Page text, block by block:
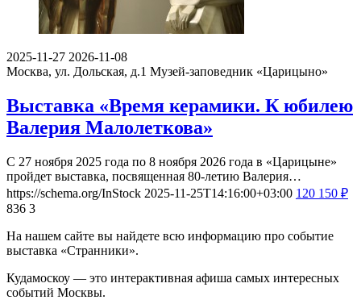
2025-11-27 2026-11-08
Москва, ул. Дольская, д.1 Музей-заповедник «Царицыно»
Выставка «Время керамики. К юбилею
Валерия Малолеткова»
С 27 ноября 2025 года по 8 ноября 2026 года в «Царицыне»
пройдет выставка, посвященная 80-летию Валерия…
https://schema.org/InStock 2025-11-25T14:16:00+03:00 120 150 ₽
836 3
На нашем сайте вы найдете всю информацию про событие
выставка «Странники».
Кудамоскоу — это интерактивная афиша самых интересных
событий Москвы.